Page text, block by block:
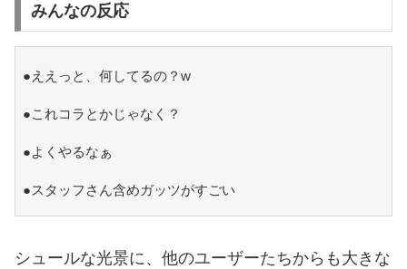
みんなの反応
●ええっと、何してるの？w
●これコラとかじゃなく？
●よくやるなぁ
●スタッフさん含めガッツがすごい
シュールな光景に、他のユーザーたちからも大きな